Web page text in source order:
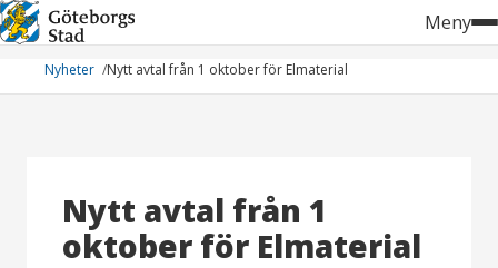
Hoppa
till
innehåll
Meny
Nyheter Nytt avtal från 1 oktober för Elmaterial
Nytt avtal från 1
oktober för Elmaterial